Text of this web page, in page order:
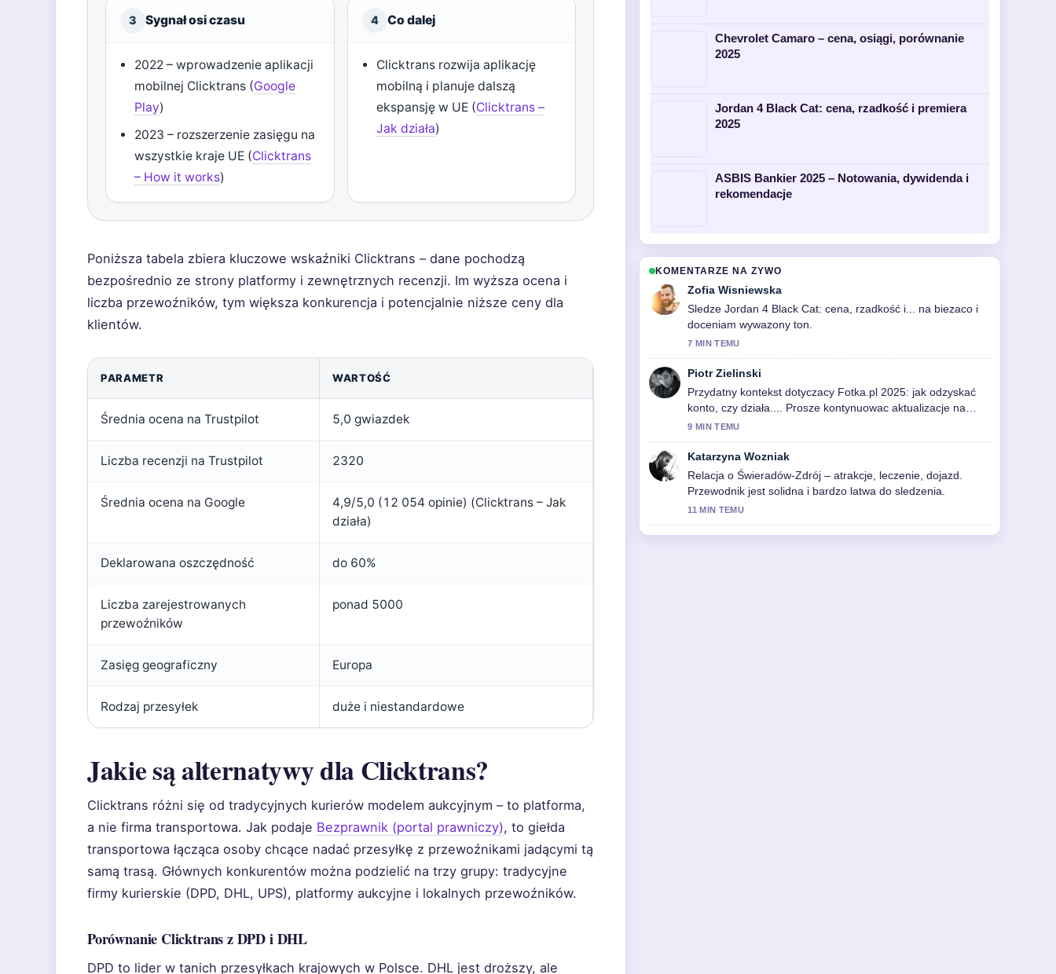
3 Sygnał osi czasu
2022 – wprowadzenie aplikacji
mobilnej Clicktrans (Google
Play)
2023 – rozszerzenie zasięgu na
wszystkie kraje UE (Clicktrans
– How it works)
4 Co dalej
Clicktrans rozwija aplikację
mobilną i planuje dalszą
ekspansję w UE (Clicktrans –
Jak działa)
Poniższa tabela zbiera kluczowe wskaźniki Clicktrans – dane pochodzą
bezpośrednio ze strony platformy i zewnętrznych recenzji. Im wyższa ocena i
liczba przewoźników, tym większa konkurencja i potencjalnie niższe ceny dla
klientów.
PARAMETR WARTOŚĆ
Średnia ocena na Trustpilot 5,0 gwiazdek
Liczba recenzji na Trustpilot 2320
Średnia ocena na Google
4,9/5,0 (12 054 opinie) (Clicktrans – Jak
działa)
Deklarowana oszczędność do 60%
Liczba zarejestrowanych
przewoźników
ponad 5000
Zasięg geograficzny Europa
Rodzaj przesyłek duże i niestandardowe
Jakie są alternatywy dla Clicktrans?
Clicktrans różni się od tradycyjnych kurierów modelem aukcyjnym – to platforma,
a nie firma transportowa. Jak podaje Bezprawnik (portal prawniczy), to giełda
transportowa łącząca osoby chcące nadać przesyłkę z przewoźnikami jadącymi tą
samą trasą. Głównych konkurentów można podzielić na trzy grupy: tradycyjne
firmy kurierskie (DPD, DHL, UPS), platformy aukcyjne i lokalnych przewoźników.
Porównanie Clicktrans z DPD i DHL
DPD to lider w tanich przesyłkach krajowych w Polsce. DHL jest droższy, ale
Chevrolet Camaro – cena, osiągi, porównanie
2025
Jordan 4 Black Cat: cena, rzadkość i premiera
2025
ASBIS Bankier 2025 – Notowania, dywidenda i
rekomendacje
KOMENTARZE NA ZYWO
Zofia Wisniewska
Sledze Jordan 4 Black Cat: cena, rzadkość i... na biezaco i
doceniam wywazony ton.
7 MIN TEMU
Piotr Zielinski
Przydatny kontekst dotyczacy Fotka.pl 2025: jak odzyskać
konto, czy działa.... Prosze kontynuowac aktualizacje na
zywo.
9 MIN TEMU
Katarzyna Wozniak
Relacja o Świeradów-Zdrój – atrakcje, leczenie, dojazd.
Przewodnik jest solidna i bardzo latwa do sledzenia.
11 MIN TEMU